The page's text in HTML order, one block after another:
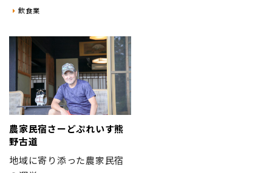
飲食業
農家民宿さーどぷれいす熊
野古道
地域に寄り添った農家民宿